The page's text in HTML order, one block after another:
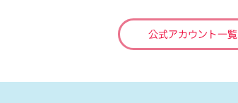
公式アカウント一覧